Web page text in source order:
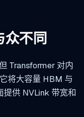
众不同
Transformer 对内
将大容量 HBM 与
提供 NVLink 带宽和